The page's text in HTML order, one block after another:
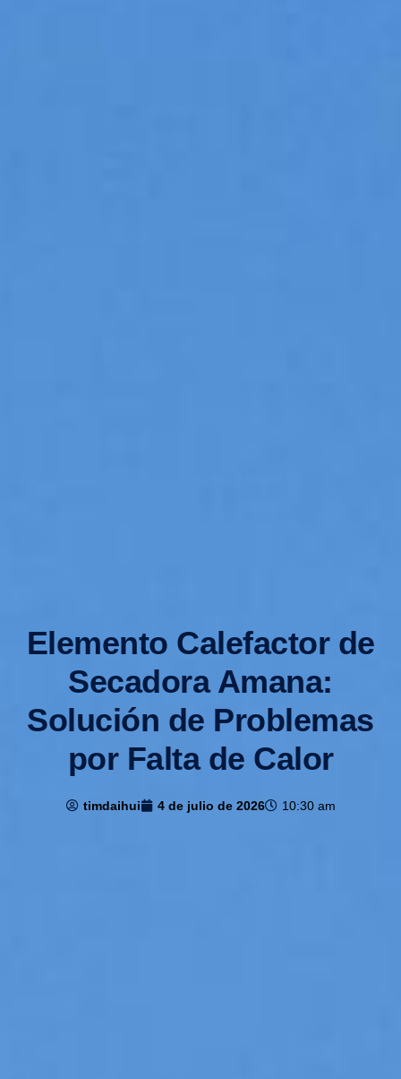
Elemento Calefactor de
Secadora Amana:
Solución de Problemas
por Falta de Calor
timdaihui 4 de julio de 2026 10:30 am